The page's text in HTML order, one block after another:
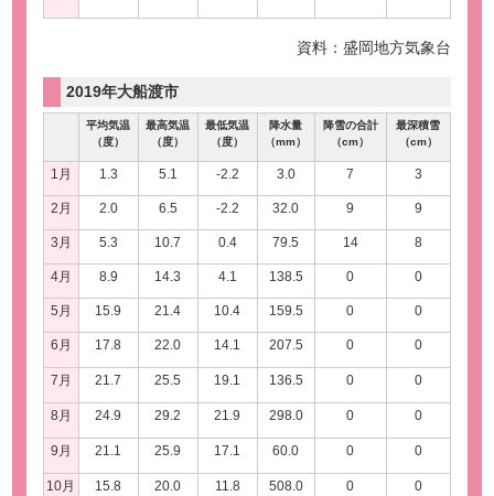
資料：盛岡地方気象台
2019年大船渡市
平均気温
（度）
最高気温
（度）
最低気温
（度）
降水量
（mm）
降雪の合計
（cm）
最深積雪
（cm）
1月 1.3 5.1 -2.2 3.0 7 3
2月 2.0 6.5 -2.2 32.0 9 9
3月 5.3 10.7 0.4 79.5 14 8
4月 8.9 14.3 4.1 138.5 0 0
5月 15.9 21.4 10.4 159.5 0 0
6月 17.8 22.0 14.1 207.5 0 0
7月 21.7 25.5 19.1 136.5 0 0
8月 24.9 29.2 21.9 298.0 0 0
9月 21.1 25.9 17.1 60.0 0 0
10月 15.8 20.0 11.8 508.0 0 0